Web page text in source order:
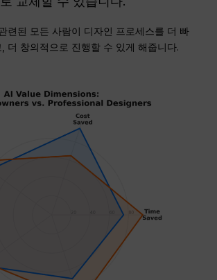
련된 모든 사람이 디자인 프로세스를 더 빠
더 창의적으로 진행할 수 있게 해줍니다.